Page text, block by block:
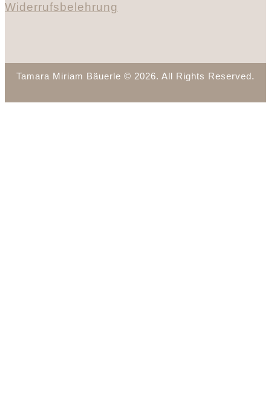
Widerrufsbelehrung
Tamara Miriam Bäuerle © 2026. All Rights Reserved.